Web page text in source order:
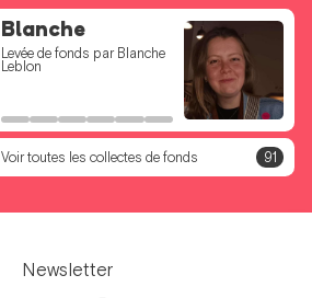
Voor de Bff 224
Levée de fonds par Andrea
Ceulemans
Blanche
Levée de fonds par Blanche
Leblon
Clem
Levée de fonds par Clémence
Streel
Emma
Levée de fonds par Emma
Dumont
Vic
Levée de fonds par Victoria
Averna
Camille
Levée de fonds par Camille
DUCARME
Voir toutes les collectes de fonds 91
Newsletter